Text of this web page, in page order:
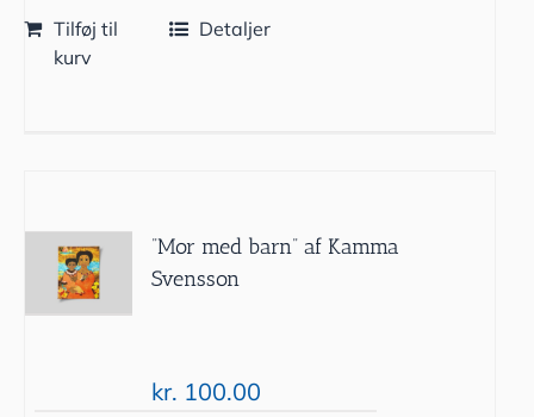
Tilføj til
kurv
Detaljer
”Mor med barn” af Kamma
Svensson
kr. 100.00